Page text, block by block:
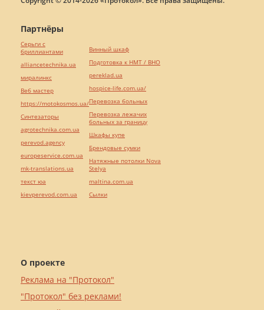
О проекте
Реклама на "Протокол"
"Протокол" без реклами!
Партнёры
Серьги с
бриллиантами
alliancetechnika.ua
миралинкс
Веб мастер
https://motokosmos.ua/
Синтезаторы
agrotechnika.com.ua
perevod.agency
europeservice.com.ua
mk-translations.ua
текст юа
kievperevod.com.ua
Винный шкаф
Подготовка к НМТ / ВНО
pereklad.ua
hospice-life.com.ua/
Перевозка больных
Перевозка лежачих
больных за границу
Шкафы купе
Брендовые сумки
Натяжные потолки Nova
Stelya
maltina.com.ua
Cылки